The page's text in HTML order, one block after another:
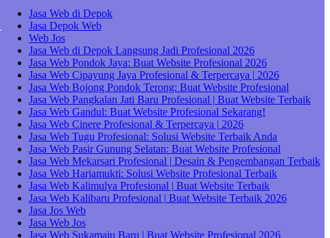
Jasa Web di Depok
Jasa Depok Web
Web Jos
Jasa Web di Depok Langsung Jadi Profesional 2026
Jasa Web Pondok Jaya: Buat Website Profesional 2026
Jasa Web Cipayung Jaya Profesional & Terpercaya | 2026
Jasa Web Bojong Pondok Terong: Buat Website Profesional
Jasa Web Pangkalan Jati Baru Profesional | Buat Website Terbaik
Jasa Web Gandul: Buat Website Profesional Sekarang!
Jasa Web Cinere Profesional & Terpercaya | 2026
Jasa Web Tugu Profesional: Solusi Website Terbaik Anda
Jasa Web Pasir Gunung Selatan: Buat Website Profesional
Jasa Web Mekarsari Profesional | Desain & Pengembangan Terbaik
Jasa Web Harjamukti: Solusi Website Profesional Terbaik
Jasa Web Kalimulya Profesional | Buat Website Terbaik
Jasa Web Kalibaru Profesional | Buat Website Terbaik 2026
Jasa Jos Web
Jasa Web Jos
Jasa Web Sukamaju Baru | Buat Website Profesional 2026